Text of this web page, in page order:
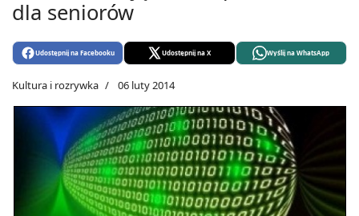
dla seniorów
Udostępnij na Facebooku Udostępnij na X Wyślij na WhatsApp
Kultura i rozrywka 06 luty 2014